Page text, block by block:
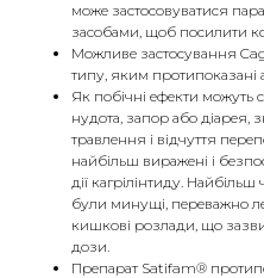
може застосовуватися
засобами, щоб посилити
Можливе застосування
типу, яким протипоказані
Як побічні ефекти можуть
нудота, запор або діарея,
травлення і відчуття
найбільш виражені і
дії кагрілінтиду.
були минущі, переважно
кишкові розлади, що
дози.
Препарат Satifam®